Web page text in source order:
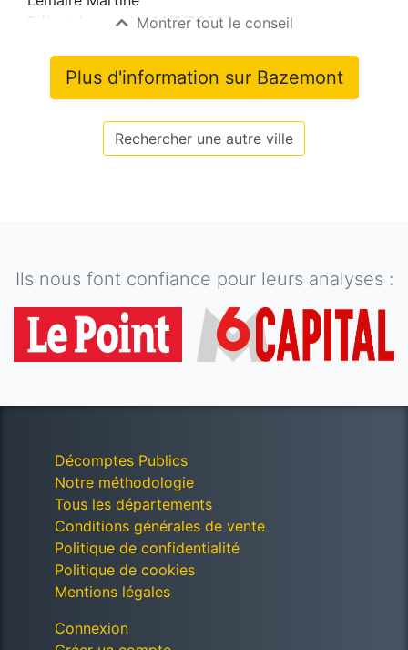
Début du mandat14/2/2026
Montrer tout le conseil
Plus d'information sur Bazemont
Rechercher une autre ville
Ils nous font confiance pour leurs analyses :
Décomptes Publics
Notre méthodologie
Tous les départements
Conditions générales de vente
Politique de confidentialité
Politique de cookies
Mentions légales
Connexion